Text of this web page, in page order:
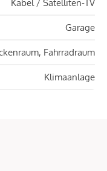
Kabel / Satelliten-TV
Garage
Fahrradraum
Klimaanlage